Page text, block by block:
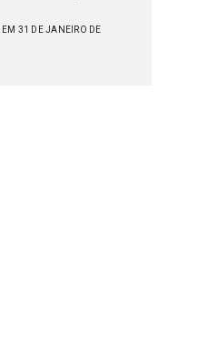
EM 31 DE JANEIRO DE